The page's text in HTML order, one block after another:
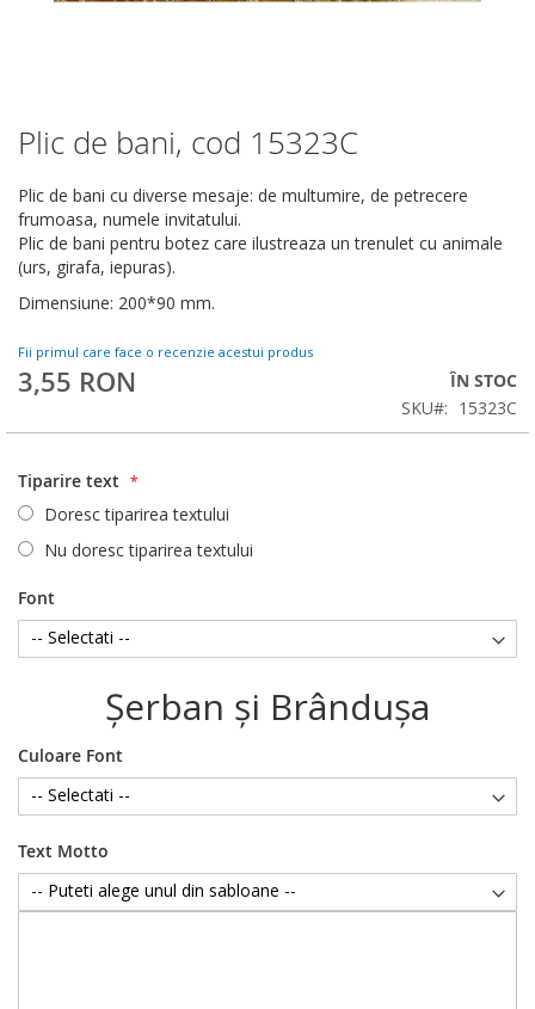
Plic de bani, cod 15323C
Plic de bani cu diverse mesaje: de multumire, de petrecere
frumoasa, numele invitatului.
Plic de bani pentru botez care ilustreaza un trenulet cu animale
(urs, girafa, iepuras).
Dimensiune: 200*90 mm.
Fii primul care face o recenzie acestui produs
3,55 RON
ÎN STOC
SKU
15323C
Tiparire text
Doresc tiparirea textului
Nu doresc tiparirea textului
Font
Şerban şi Brânduşa
Culoare Font
Text Motto
Skip
to
the
beginning
of
the
images
gallery